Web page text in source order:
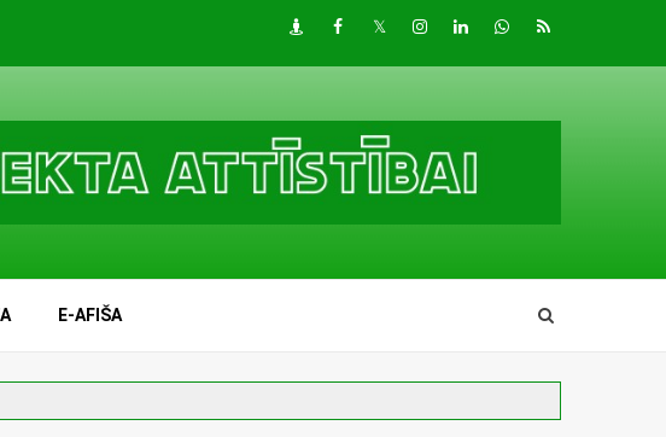
DraugiemFacebook
TwitterInstagram
LinkedInwhatsapp
RSS
E-AFIŠA